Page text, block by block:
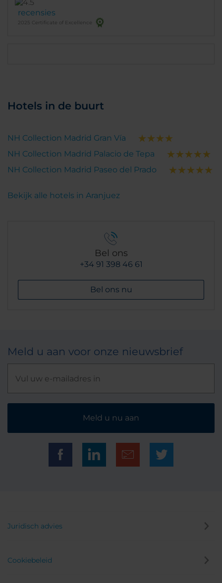
recensies
2025 Certificate of Excellence
Hotels in de buurt
NH Collection Madrid Gran Vía
NH Collection Madrid Palacio de Tepa
NH Collection Madrid Paseo del Prado
Bekijk alle hotels in Aranjuez
Bel ons
+34 91 398 46 61
Bel ons nu
Meld u aan voor onze nieuwsbrief
Meld u nu aan
Juridisch advies
Cookiebeleid